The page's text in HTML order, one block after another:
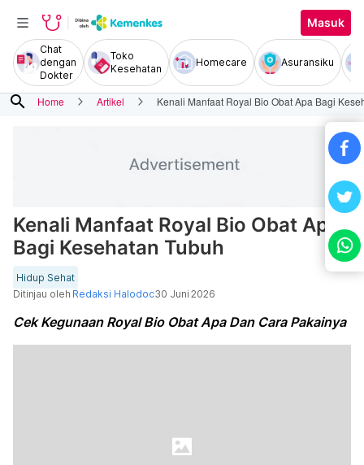
Masuk
Chat
dengan
Dokter
Toko
Kesehatan
Homecare Asuransiku
search Home Artikel Kenali Manfaat Royal Bio Obat Apa Bagi
Kenali Manfaat Royal Bio Obat Apa
Bagi Kesehatan Tubuh
Hidup Sehat
Ditinjau oleh Redaksi Halodoc30 Juni 2026
Cek Kegunaan Royal Bio Obat Apa Dan Cara Pakainya